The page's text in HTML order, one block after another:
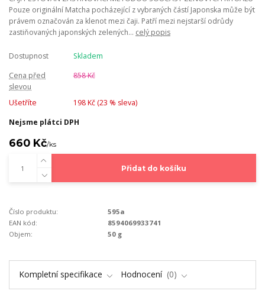
Pouze originální Matcha pocházející z vybraných částí Japonska může být
právem označován za klenot mezi čaji. Patří mezi nejstarší odrůdy
zastiňovaných japonských zelených... celý popis
Dostupnost
Skladem
Cena před
slevou
858 Kč
Ušetříte 198 Kč (23 % sleva)
Nejsme plátci DPH
660 Kč/ks
Přidat do košíku
Číslo produktu:
595a
EAN kód:
8594069933741
Objem:
50 g
Kompletní specifikace Hodnocení 0